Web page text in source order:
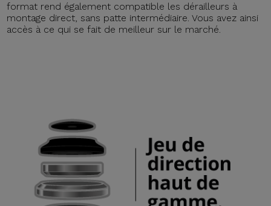
format rend également compatible les dérailleurs à
montage direct, sans patte intermédiaire. Vous avez ainsi
accès à ce qui se fait de meilleur sur le marché.